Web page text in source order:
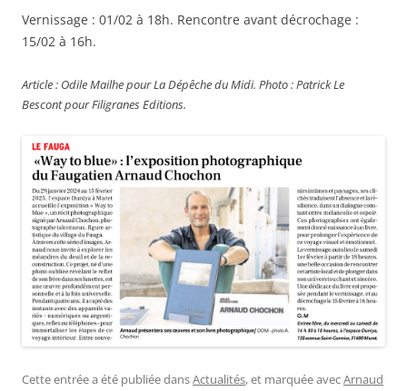
Vernissage : 01/02 à 18h. Rencontre avant décrochage :
15/02 à 16h.
Article : Odile Mailhe pour La Dépêche du Midi. Photo : Patrick Le
Bescont pour Filigranes Editions.
Cette entrée a été publiée dansActualités, et marquée avecArnaud